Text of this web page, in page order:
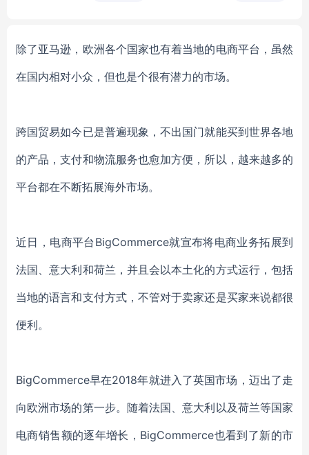
除了亚马逊，欧洲各个国家也有着当地的电商平台，虽然
在国内相对小众，但也是个很有潜力的市场。
跨国贸易如今已是普遍现象，不出国门就能买到世界各地
的产品，支付和物流服务也愈加方便，所以，越来越多的
平台都在不断拓展海外市场。
近日，电商平台 BigCommerce就宣布将电商业务拓展到
法国、意大利和荷兰，并且会以本土化的方式运行，包括
当地的语言和支付方式，不管对于卖家还是买家来说都很
便利。
BigCommerce早在2018年就进入了英国市场，迈出了走
向欧洲市场的第一步。随着法国、意大利以及荷兰等国家
电商销售额的逐年增长，BigCommerce也看到了新的市